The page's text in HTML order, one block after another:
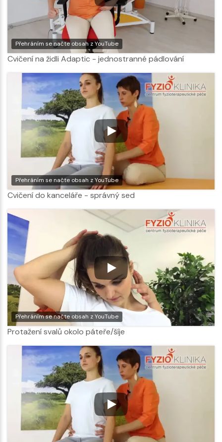
Přehráním se načte obsah z YouTube
Cvičení na židli Adaptic - jednostranné pádlování
Přehráním se načte obsah z YouTube
Cvičení do kanceláře - správný sed
Přehráním se načte obsah z YouTube
Protažení svalů okolo páteře/šíje